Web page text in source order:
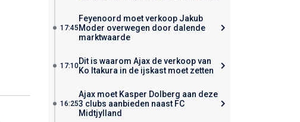
17:45
Feyenoord moet verkoop Jakub
Moder overwegen door dalende
marktwaarde
17:10Dit is waarom Ajax de verkoop van
Ko Itakura in de ijskast moet zetten
16:25
Ajax moet Kasper Dolberg aan deze
3 clubs aanbieden naast FC
Midtjylland